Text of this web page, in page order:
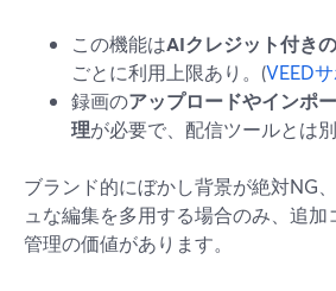
この機能はAIクレジット付き
ごとに利用上限あり。(VEED
録画のアップロードやインポ
理が必要で、配信ツールとは別
ブランド的にぼかし背景が絶対NG
ュな編集を多用する場合のみ、追加
管理の価値があります。